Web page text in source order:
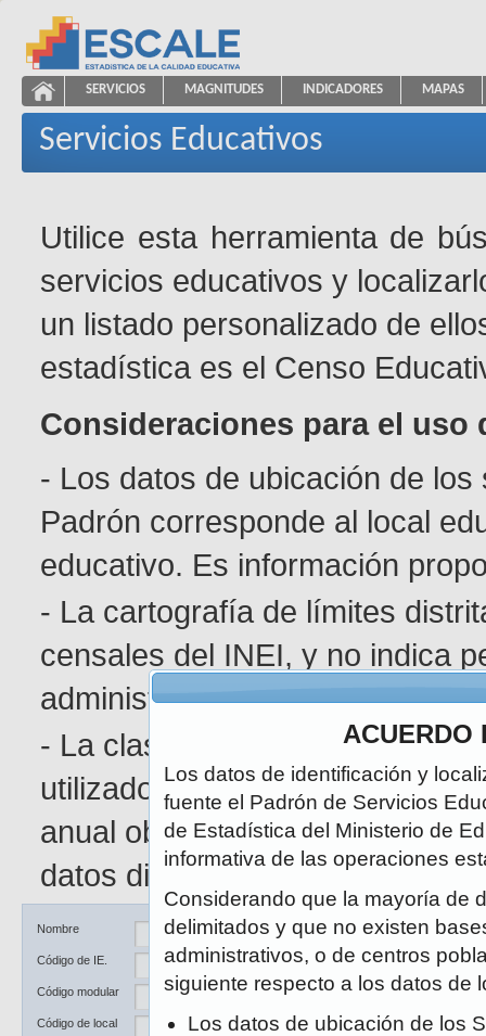
ESCALE - Unidad de Estadística Educativa
Servicios Educativos
NAVEGACIÓN
SERVICIOS MAGNITUDES INDICADORES MAPAS
Servicios Educativos
Utilice esta herramienta de
servicios educativos y
un listado personalizado de
estadística es el Censo
Consideraciones para el uso
- Los datos de ubicación de
Padrón corresponde al local
educativo. Es información
- La cartografía de límites
censales del INEI, y no indica
administrativa determinada.
- La clasificación de área
utilizado en el Censo de
anual obedece a la naturaleza
datos disponibles.
Nombre
Código de IE.
Código modular
Código de local
Ubicación DRE / UGEL
Departamento
Distrito
ACUERDO
Los datos de identificación y
fuente el Padrón de Servicios
de Estadística del Ministerio de
informativa de las operaciones
Considerando que la mayoría de
delimitados y que no existen
administrativos, o de centros
siguiente respecto a los datos de
Los datos de ubicación de los